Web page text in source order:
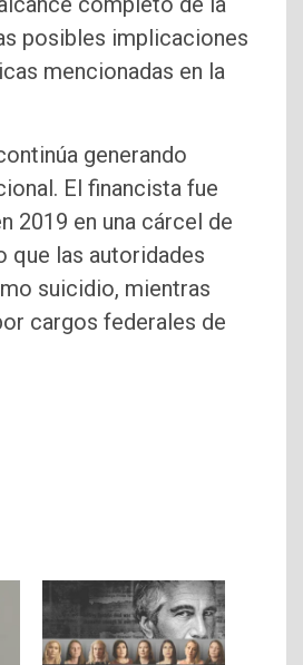
posibles implicaciones
mencionadas en la
generando
El financista fue
2019 en una cárcel de
que las autoridades
suicidio, mientras
cargos federales de